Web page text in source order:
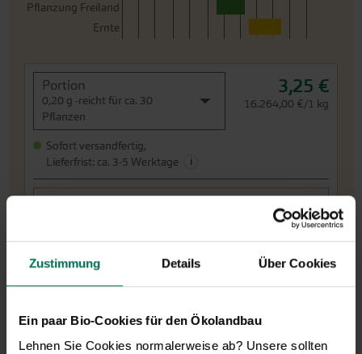
Zustimmung Details Über Cookies
Ein paar Bio-Cookies für den Ökolandbau
Lehnen Sie Cookies normalerweise ab? Unsere sollten
Pflanzung Freiland
Ernte
Portion
0,20 g -reicht für ca. 30
Pflanzen
3,25 €
16.264,00 €/1 kg
Sofort versandfertig,
Lieferfrist: ca. 3-5 Werktage
i
Weitere Infos
In den Warenkorb
Rettich Rettmann G815